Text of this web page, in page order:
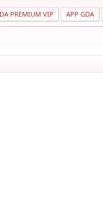
PREMIUM VIP APP GDA